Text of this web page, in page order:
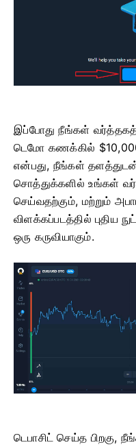
இப்போது நீங்கள்
டெமோ கணக்கில்
என்பது, நீங்கள்
சொத்துக்களில் உங்கள்
செய்வதற்கும், மற்றும்
விளக்கப்படத்தில் புதிய
ஒரு கருவியாகும்.
டெபாசிட் செய்த பிறகு,